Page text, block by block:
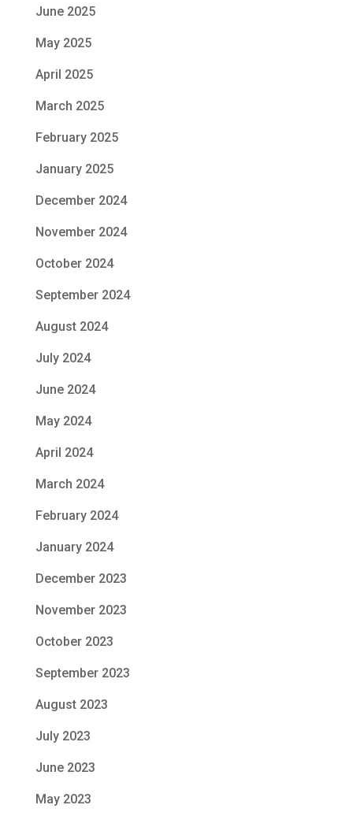
June 2025
May 2025
April 2025
March 2025
February 2025
January 2025
December 2024
November 2024
October 2024
September 2024
August 2024
July 2024
June 2024
May 2024
April 2024
March 2024
February 2024
January 2024
December 2023
November 2023
October 2023
September 2023
August 2023
July 2023
June 2023
May 2023